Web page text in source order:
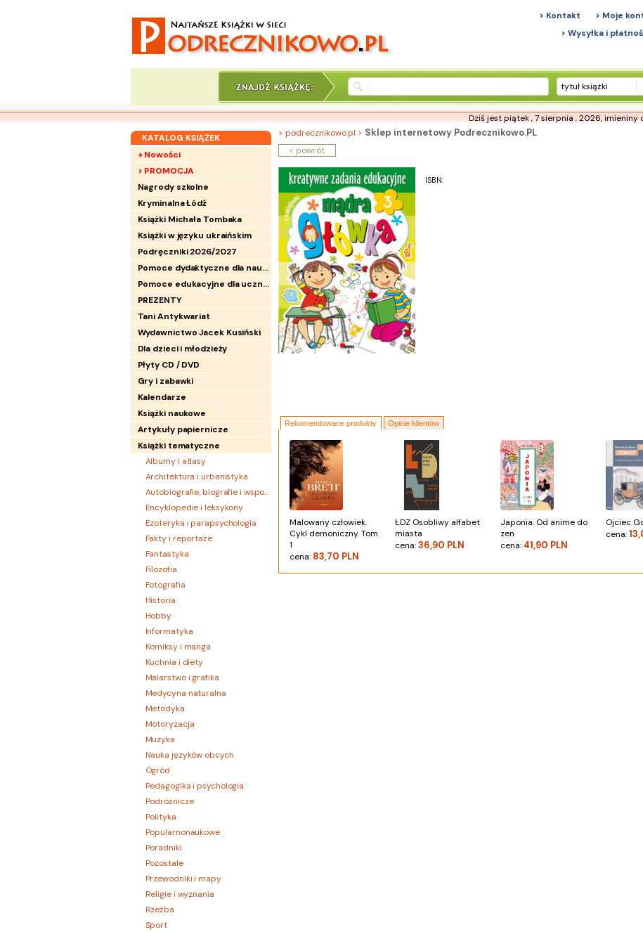
> Moje
> Kontakt
> Wysyłka i
tytuł książki
Dziś jest piątek , 7 sierpnia , 2026,imieniny
KATALOG KSIĄŻEK
+ Nowości
> PROMOCJA
Nagrody szkolne
Kryminalna Łódź
Książki Michała Tombaka
Książki w języku ukraińskim
Podręczniki 2026/2027
Pomoce dydaktyczne dla nauczycieli
Pomoce edukacyjne dla uczniów
PREZENTY
Tani Antykwariat
Wydawnictwo Jacek Kusiński
Dla dzieci i młodzieży
Płyty CD / DVD
Gry i zabawki
Kalendarze
Książki naukowe
Artykuły papiernicze
Książki tematyczne
Albumy i atlasy
Architektura i urbanistyka
Autobiografie, biografie i wspomnienia
Encyklopedie i leksykony
Ezoteryka i parapsychologia
Fakty i reportaże
Fantastyka
Filozofia
Fotografia
Historia
Hobby
Informatyka
Komiksy i manga
Kuchnia i diety
Malarstwo i grafika
Medycyna naturalna
Metodyka
Motoryzacja
Muzyka
Nauka języków obcych
Ogród
Pedagogika i psychologia
Podróżnicze
Polityka
Popularnonaukowe
Poradniki
Pozostałe
Przewodniki i mapy
Religie i wyznania
Rzeźba
Sport
> podrecznikowo.pl > Sklep internetowy Podrecznikowo.PL
< powrót
ISBN:
Rekomendowane produkty Opinie klientów
Malowany człowiek.
Cykl demoniczny. Tom
1
cena: 83,70 PLN
ŁDZ Osobliwy alfabet
miasta
cena:36,90 PLN
Japonia. Od anime do
zen
cena: 41,90 PLN
Ojciec
cena: